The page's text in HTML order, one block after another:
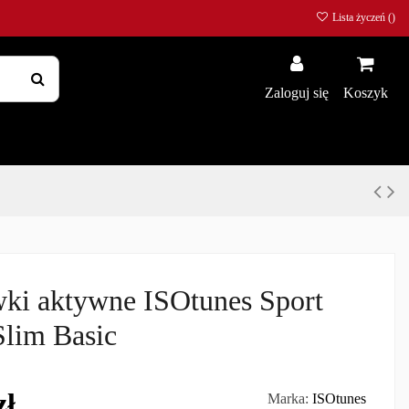
Lista życzeń ()
Zaloguj się Koszyk
aktywne ISOtunes Sport
Basic
Marka: ISOtunes